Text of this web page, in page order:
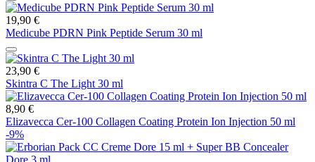
19,90 €
Medicube PDRN Pink Peptide Serum 30 ml
23,90 €
Skintra C The Light 30 ml
8,90 €
Elizavecca Cer-100 Collagen Coating Protein Ion Injection 50 ml
-9%